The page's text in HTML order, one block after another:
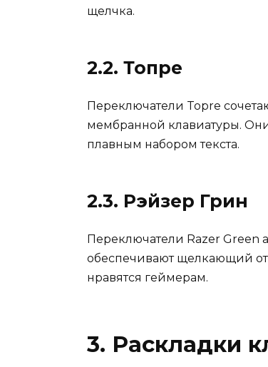
щелчка.
2.2. Топре
Переключатели Topre
мембранной клавиатуры.
плавным набором текста.
2.3. Рэйзер Грин
Переключатели Razer Green
обеспечивают щелкающий
нравятся геймерам.
3. Раскладки